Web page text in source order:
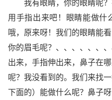
我有眼睛，你的眼睛呢
用手指出来吧！眼睛能做什
哦，原来呀！我们的眼睛能
你的眉毛呢？、、、、、、
出来，手指伸出来，鼻子在
呢？我没看到的。我们来找
下面的）能做什么呢？鼻子